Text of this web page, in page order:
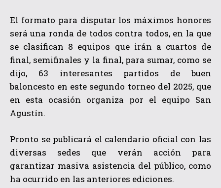
El formato para disputar los máximos honores
será una ronda de todos contra todos, en la que
se clasifican 8 equipos que irán a cuartos de
final, semifinales y la final, para sumar, como se
dijo, 63 interesantes partidos de buen
baloncesto en este segundo torneo del 2025, que
en esta ocasión organiza por el equipo San
Agustín.
Pronto se publicará el calendario oficial con las
diversas sedes que verán acción para
garantizar masiva asistencia del público, como
ha ocurrido en las anteriores ediciones.